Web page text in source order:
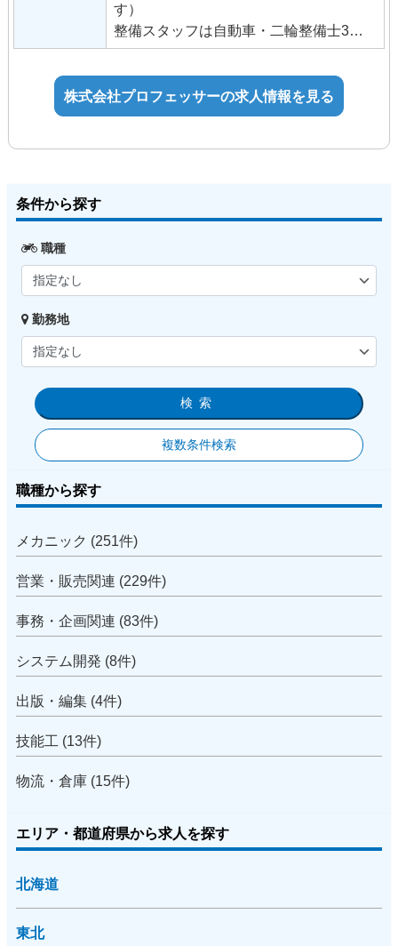
【手当】
通勤手当
住宅手当
家族手当
整備士2級以上資格手当：10,000円
す）
整備スタッフは自動車・二輪整備士3級
以上が望ましい
資格なしの場合は将来的に整備士資格を
取得していただきます
株式会社プロフェッサーの求人情報を見る
条件から探す
職種
勤務地
検索
複数条件検索
職種から探す
メカニック (251件)
営業・販売関連 (229件)
事務・企画関連 (83件)
システム開発 (8件)
出版・編集 (4件)
技能工 (13件)
物流・倉庫 (15件)
エリア・都道府県から求人を探す
北海道
東北